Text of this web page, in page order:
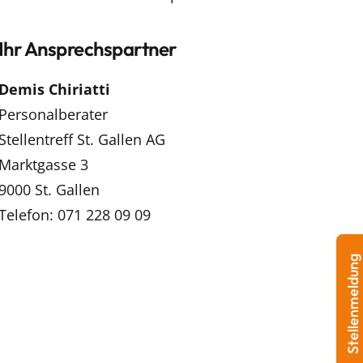
Ansprechspartner
Chiriatti
St. Gallen AG
3
St. Gallen
071 228 09 09
Stellenmeldung